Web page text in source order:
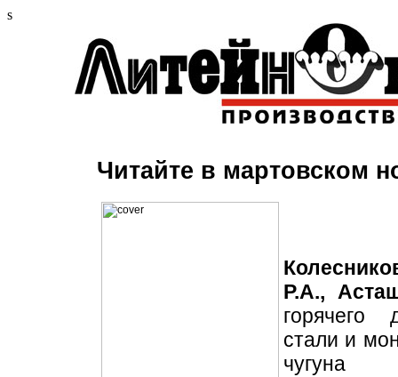
s
Читайте в мартовском
Р.А.,
горячего
стали и
чугуна